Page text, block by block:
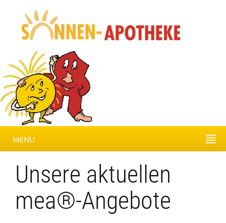
MENU
Unsere aktuellen
mea®-Angebote